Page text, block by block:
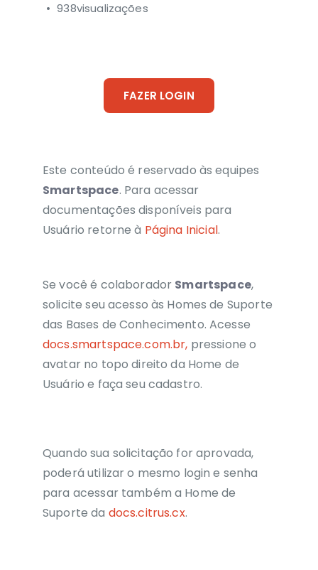
938visualizações
FAZER LOGIN
Este conteúdo é reservado às equipes
Smartspace. Para acessar
documentações disponíveis para
Usuário retorne à Página Inicial.
Se você é colaborador Smartspace,
solicite seu acesso às Homes de Suporte
das Bases de Conhecimento. Acesse
docs.smartspace.com.br, pressione o
avatar no topo direito da Home de
Usuário e faça seu cadastro.
Quando sua solicitação for aprovada,
poderá utilizar o mesmo login e senha
para acessar também a Home de
Suporte da docs.citrus.cx.